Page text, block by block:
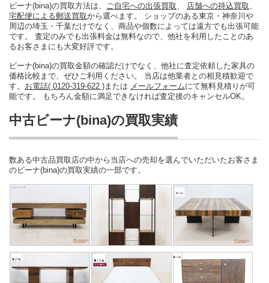
ビーナ(bina)の買取方法は、 ご自宅への出張買取 店舗への持込買取
宅配便による郵送買取から選べます。 ショップのある東京・神奈川や
周辺の埼玉・千葉だけでなく、商品や個数によっては遠方でも出張可能
です。 査定のみでも出張料金は無料なので、他社を利用したことのあ
るお客さまにも大変好評です。
ビーナ(bina)の買取金額の確認だけでなく、他社に査定依頼した家具の
価格比較まで、ぜひご利用ください。 当店は他業者との相見積歓迎で
す。 お電話( 0120-319-622 ) または メールフォームにて無料見積りが可
能です。 もちろん金額に満足できなければ査定後のキャンセルOK。
中古ビーナ(bina)の買取実績
数ある中古品買取店の中から当店への売却を選んでいただいたお客さま
のビーナ(bina)の買取実績の一部です。